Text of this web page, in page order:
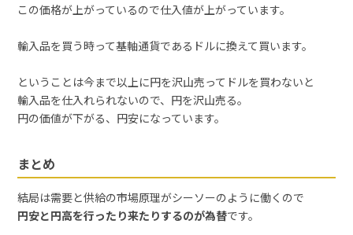
この価格が上がっているので仕入値が上がっています。
輸入品を買う時って基軸通貨であるドルに換えて買います。
ということは今まで以上に円を沢山売ってドルを買わないと
輸入品を仕入れられないので、円を沢山売る。
円の価値が下がる、円安になっています。
まとめ
結局は需要と供給の市場原理がシーソーのように働くので
円安と円高を行ったり来たりするのが為替です。